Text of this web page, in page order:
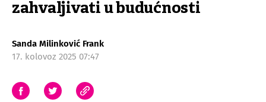
zahvaljivati u budućnosti
Sanda Milinković Frank
17. kolovoz 2025 07:47